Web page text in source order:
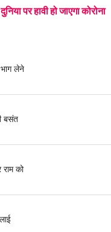
पर हावी हो जाएगा कोरोना
लेने
बसंत
राम को